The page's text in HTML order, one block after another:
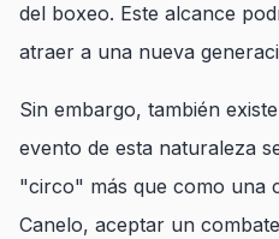
del boxeo. Este alcance
atraer a una nueva
Sin embargo, también
evento de esta naturaleza
"circo" más que como una
Canelo, aceptar un